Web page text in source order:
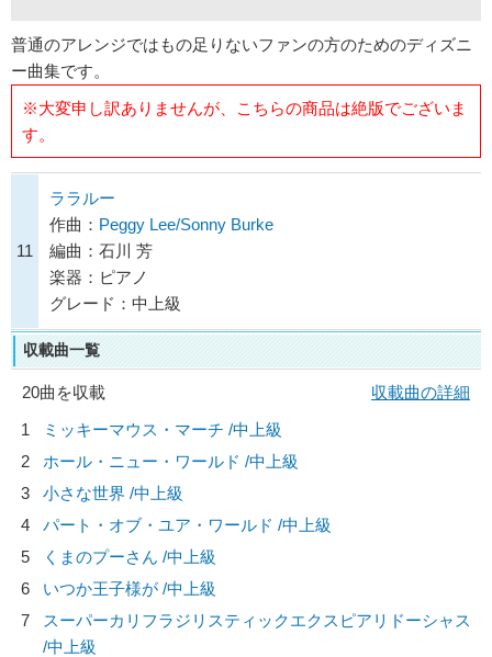
普通のアレンジではもの足りないファンの方のためのディズニ
ー曲集です。
※大変申し訳ありませんが、こちらの商品は絶版でございま
す。
11
ララルー
作曲： Peggy Lee/Sonny Burke
編曲：石川 芳
楽器：ピアノ
グレード：中上級
収載曲一覧
20曲を収載
収載曲の詳細
1
ミッキーマウス・マーチ /中上級
2
ホール・ニュー・ワールド /中上級
3
小さな世界 /中上級
4
パート・オブ・ユア・ワールド /中上級
5
くまのプーさん /中上級
6
いつか王子様が /中上級
7
スーパーカリフラジリスティックエクスピアリドーシャス
/中上級